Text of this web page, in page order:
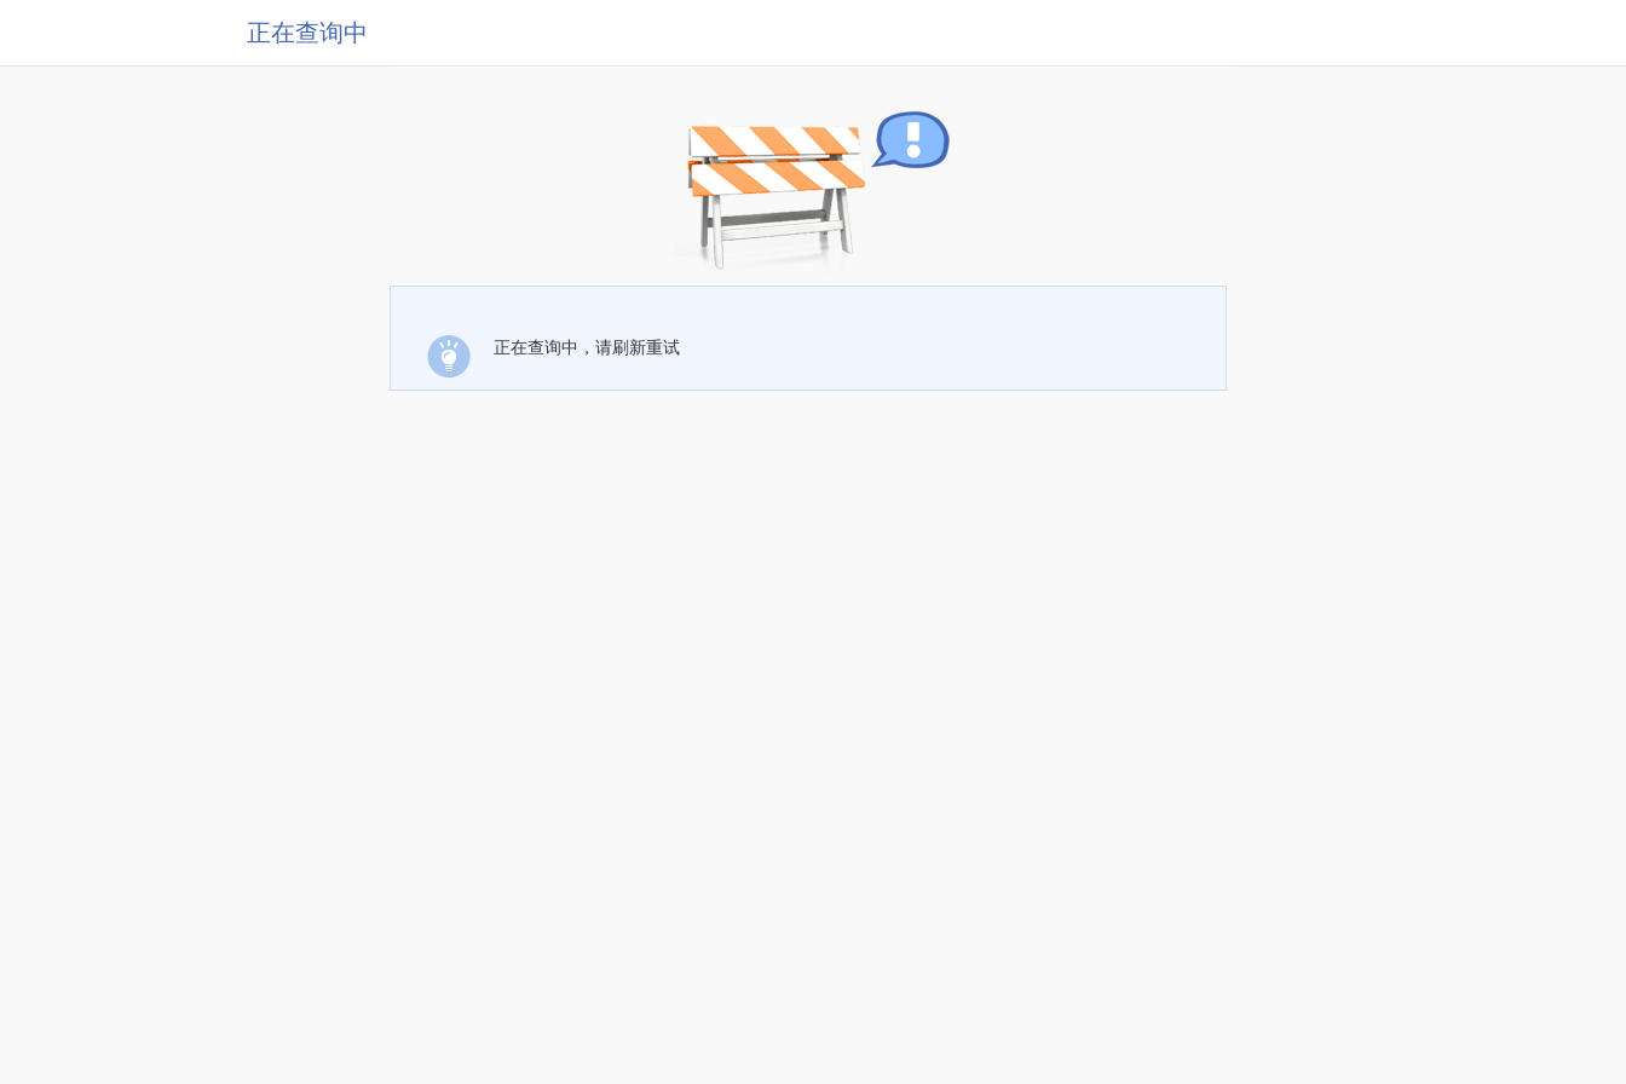
正在查询中
正在查询中，请刷新重试